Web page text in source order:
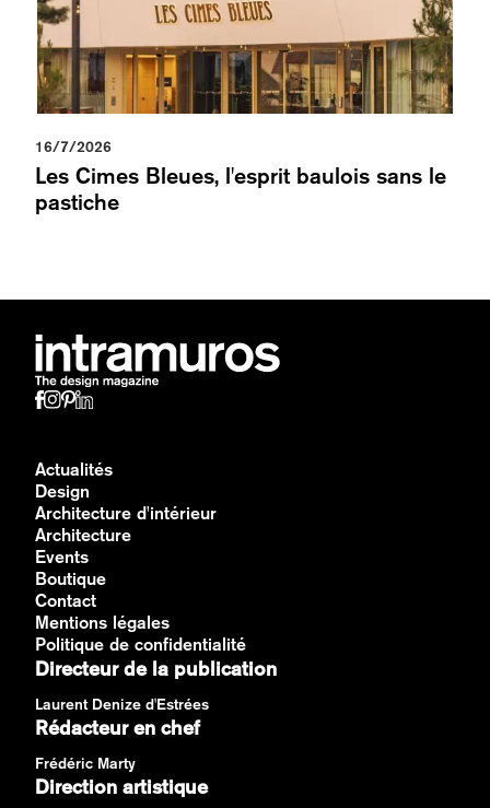
16/7/2026
Les Cimes Bleues, l'esprit baulois sans le
pastiche
Actualités
Design
Architecture d'intérieur
Architecture
Events
Boutique
Contact
Mentions légales
Politique de confidentialité
Directeur de la publication
Laurent Denize d'Estrées
Rédacteur en chef
Frédéric Marty
Direction artistique